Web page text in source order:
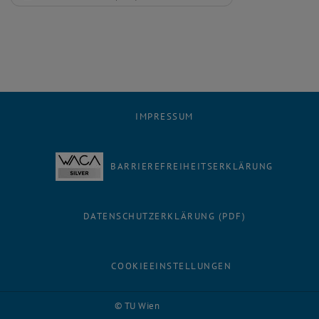
, herunterladen
© TU Wien
IMPRESSUM
BARRIEREFREIHEITSERKLÄRUNG
DATENSCHUTZERKLÄRUNG (PDF)
COOKIEEINSTELLUNGEN